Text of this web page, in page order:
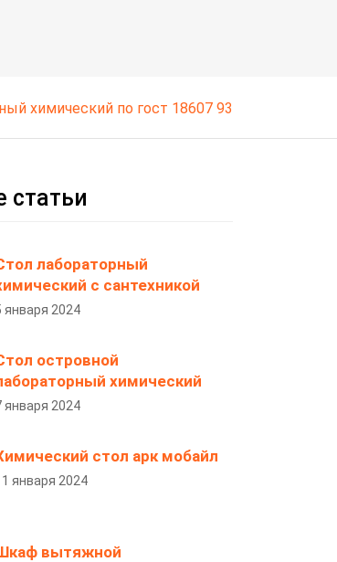
химический по гост 18607 93
статьи
лабораторный
с сантехникой
января 2024
островной
химический
января 2024
стол арк мобайл
января 2024
вытяжной